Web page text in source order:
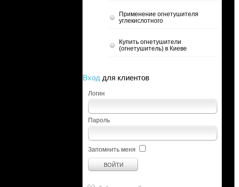
Применение огнетушителя
углекислотного
Купить огнетушители
(огнетушитель) в Киеве
Вход для клиентов
Логин
Пароль
Запомнить меня